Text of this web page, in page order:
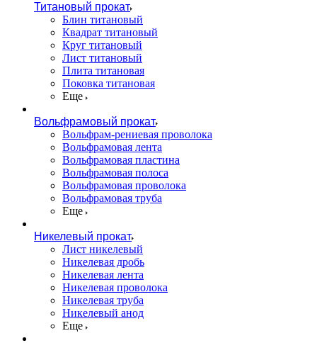
Титановый прокат
Блин титановый
Квадрат титановый
Круг титановый
Лист титановый
Плита титановая
Поковка титановая
Еще
Вольфрамовый прокат
Вольфрам-рениевая проволока
Вольфрамовая лента
Вольфрамовая пластина
Вольфрамовая полоса
Вольфрамовая проволока
Вольфрамовая труба
Еще
Никелевый прокат
Лист никелевый
Никелевая дробь
Никелевая лента
Никелевая проволока
Никелевая труба
Никелевый анод
Еще